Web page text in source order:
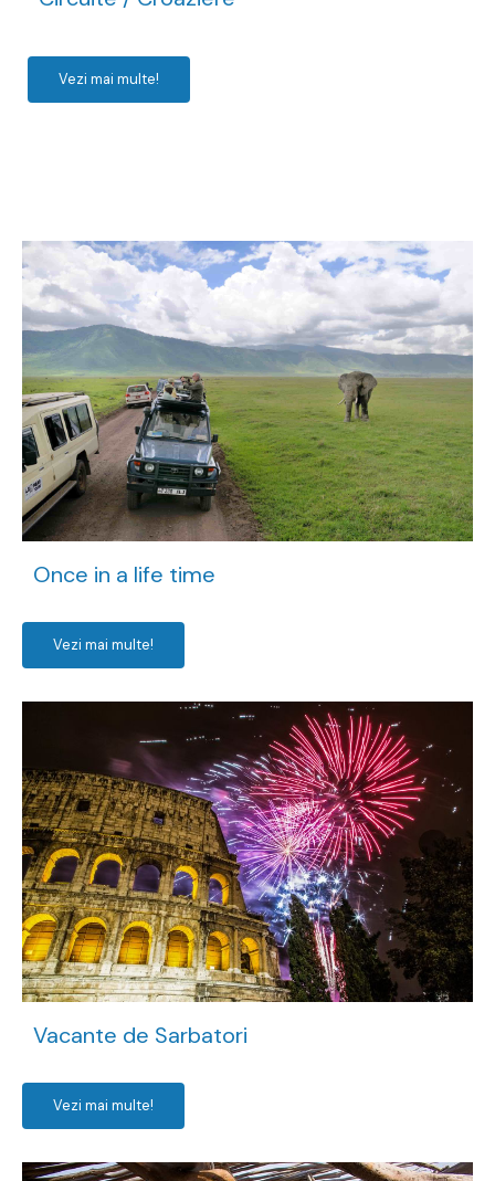
Vezi mai multe!
Once in a life time
Vezi mai multe!
Vacante de Sarbatori
Vezi mai multe!